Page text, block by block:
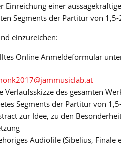
Einreichung einer
Segments der Partitur von
einzureichen:
Online Anmeldeformular
Verlaufsskizze des gesamten
Segments der Partitur von
zur Idee, zu den
Audiofile (Sibelius, Finale